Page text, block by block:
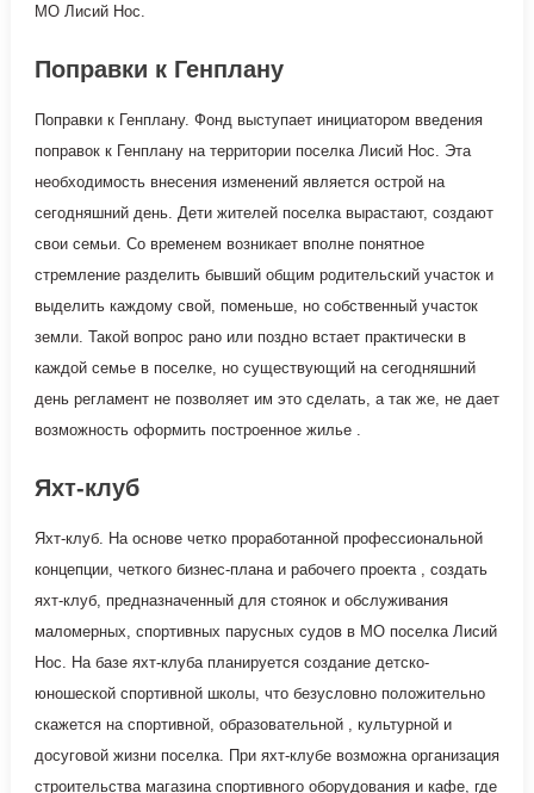
МО Лисий Нос.
Поправки к Генплану
Поправки к Генплану. Фонд выступает инициатором введения
поправок к Генплану на территории поселка Лисий Нос. Эта
необходимость внесения изменений является острой на
сегодняшний день. Дети жителей поселка вырастают, создают
свои семьи. Со временем возникает вполне понятное
стремление разделить бывший общим родительский участок и
выделить каждому свой, поменьше, но собственный участок
земли. Такой вопрос рано или поздно встает практически в
каждой семье в поселке, но существующий на сегодняшний
день регламент не позволяет им это сделать, а так же, не дает
возможность оформить построенное жилье .
Яхт-клуб
Яхт-клуб. На основе четко проработанной профессиональной
концепции, четкого бизнес-плана и рабочего проекта , создать
яхт-клуб, предназначенный для стоянок и обслуживания
маломерных, спортивных парусных судов в МО поселка Лисий
Нос. На базе яхт-клуба планируется создание детско-
юношеской спортивной школы, что безусловно положительно
скажется на спортивной, образовательной , культурной и
досуговой жизни поселка. При яхт-клубе возможна организация
строительства магазина спортивного оборудования и кафе, где